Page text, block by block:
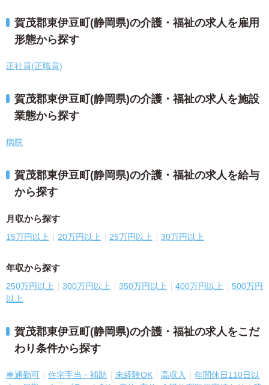
賀茂郡東伊豆町(静岡県)の介護・福祉の求人を雇用
形態から探す
正社員(正職員)
賀茂郡東伊豆町(静岡県)の介護・福祉の求人を施設
業態から探す
病院
賀茂郡東伊豆町(静岡県)の介護・福祉の求人を給与
から探す
月収から探す
15万円以上 20万円以上 25万円以上 30万円以上
年収から探す
250万円以上 300万円以上 350万円以上 400万円以上
500万円
以上
賀茂郡東伊豆町(静岡県)の介護・福祉の求人をこだ
わり条件から探す
車通勤可 住宅手当・補助 未経験OK 高収入
年間休日110日以